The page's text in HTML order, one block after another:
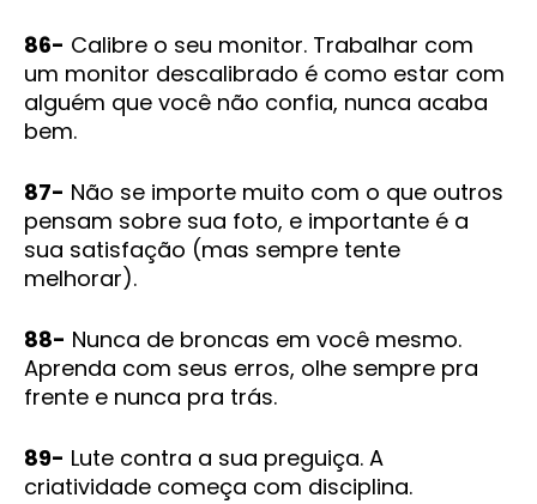
86- Calibre o seu monitor. Trabalhar com
um monitor descalibrado é como estar com
alguém que você não confia, nunca acaba
bem.
87- Não se importe muito com o que outros
pensam sobre sua foto, e importante é a
sua satisfação (mas sempre tente
melhorar).
88- Nunca de broncas em você mesmo.
Aprenda com seus erros, olhe sempre pra
frente e nunca pra trás.
89- Lute contra a sua preguiça. A
criatividade começa com disciplina.